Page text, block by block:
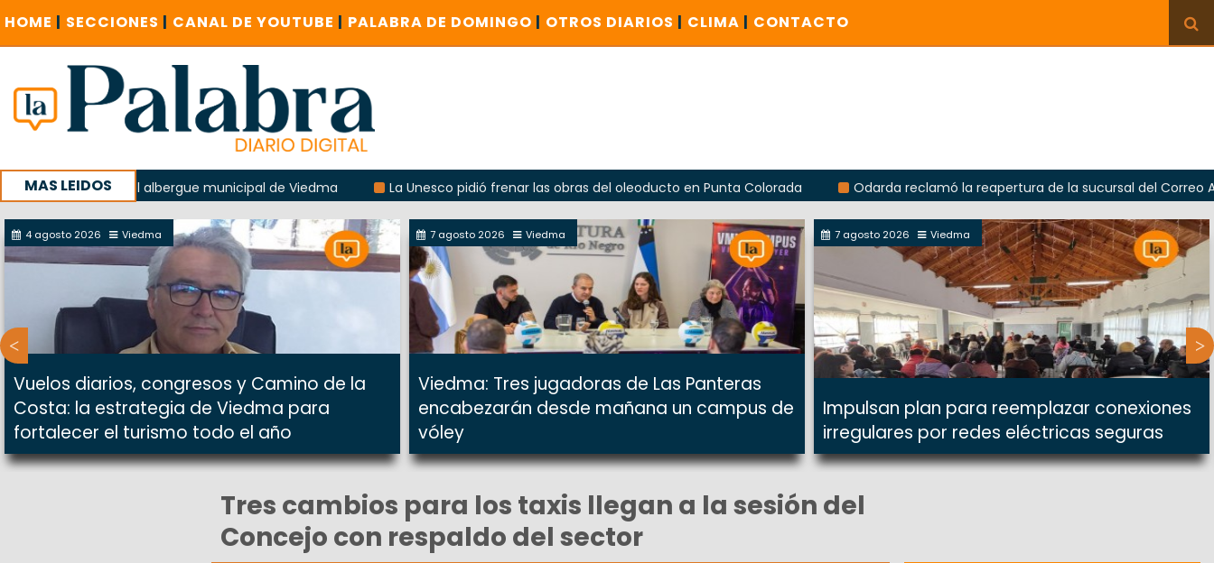
HOME | SECCIONES | CANAL DE YOUTUBE | PALABRA DE DOMINGO | OTROS DIARIOS | CLIMA | CONTACTO
MAS LEIDOS
del albergue municipal de Viedma La Unesco pidió frenar las obras del oleoducto en Punta Colorada
Odarda reclamó la reapertura de la sucursal del Correo Argentino
con un encuentro provincial en Roca
4 agosto 2026 Viedma
Vuelos diarios, congresos y Camino de la
Costa: la estrategia de Viedma para
fortalecer el turismo todo el año
7 agosto 2026 Viedma
Viedma: Tres jugadoras de Las Panteras
encabezarán desde mañana un campus de
vóley
7 agosto 2026 Viedma
Impulsan plan para reemplazar conexiones
irregulares por redes eléctricas seguras
Tres cambios para los taxis llegan a la sesión del
Concejo con respaldo del sector